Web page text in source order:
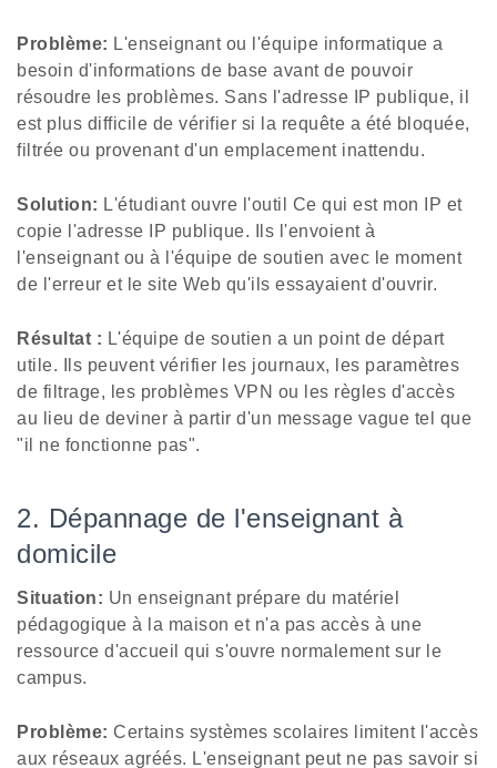
Problème: L'enseignant ou l'équipe informatique a
besoin d'informations de base avant de pouvoir
résoudre les problèmes. Sans l'adresse IP publique, il
est plus difficile de vérifier si la requête a été bloquée,
filtrée ou provenant d'un emplacement inattendu.
Solution: L'étudiant ouvre l'outil Ce qui est mon IP et
copie l'adresse IP publique. Ils l'envoient à
l'enseignant ou à l'équipe de soutien avec le moment
de l'erreur et le site Web qu'ils essayaient d'ouvrir.
Résultat : L'équipe de soutien a un point de départ
utile. Ils peuvent vérifier les journaux, les paramètres
de filtrage, les problèmes VPN ou les règles d'accès
au lieu de deviner à partir d'un message vague tel que
"il ne fonctionne pas".
2. Dépannage de l'enseignant à
domicile
Situation: Un enseignant prépare du matériel
pédagogique à la maison et n'a pas accès à une
ressource d'accueil qui s'ouvre normalement sur le
campus.
Problème: Certains systèmes scolaires limitent l'accès
aux réseaux agréés. L'enseignant peut ne pas savoir si